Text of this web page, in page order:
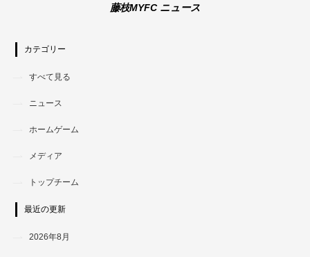
藤枝MYFC ニュース
カテゴリー
すべて見る
ニュース
ホームゲーム
メディア
トップチーム
最近の更新
2026年8月